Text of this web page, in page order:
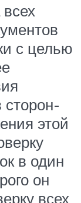
с целью
этой
в один
он
всех